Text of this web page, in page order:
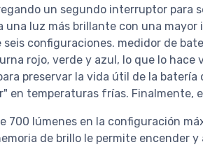
un segundo interruptor para
una luz más brillante con una
seis configuraciones. medidor de
rojo, verde y azul, lo que lo
preservar la vida útil de la
en temperaturas frías. Finalmente,
700 lúmenes en la configuración
de brillo le permite encender